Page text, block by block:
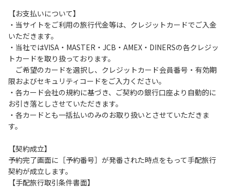
【お支払いについて】
・当サイトをご利用の旅行代金等は、クレジットカードでご入金
いただきます。
・当社ではVISA・MASTER・JCB・AMEX・DINERSの各クレジッ
トカードを取り扱っております。
ご希望のカードを選択し、クレジットカード会員番号・有効期
限およびセキュリティコードをご入力ください。
・各カード会社の規約に基づき、ご契約の銀行口座より自動的に
お引き落としさせていただきます。
・各カードとも一括払いのみのお取り扱いとさせていただきま
す。
【契約成立】
予約完了画面に［予約番号］が発番された時点をもって手配旅行
契約が成立します。
【手配旅行取引条件書面】